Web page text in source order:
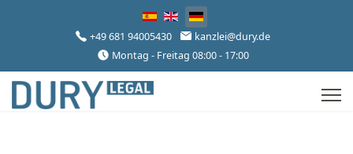
Sprache auswählen
+49 681 94005430
kanzlei@dury.de
Montag - Freitag 08:00 - 17:00